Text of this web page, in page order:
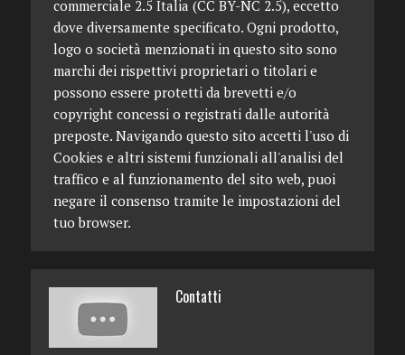
commerciale 2.5 Italia (CC BY-NC 2.5), eccetto
dove diversamente specificato. Ogni prodotto,
logo o società menzionati in questo sito sono
marchi dei rispettivi proprietari o titolari e
possono essere protetti da brevetti e/o
copyright concessi o registrati dalle autorità
preposte. Navigando questo sito accetti l'uso di
Cookies e altri sistemi funzionali all'analisi del
traffico e al funzionamento del sito web, puoi
negare il consenso tramite le impostazioni del
tuo browser.
Contatti